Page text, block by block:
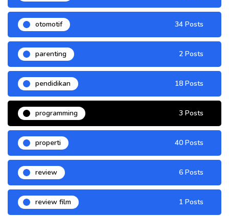
otomotif 34 Posts
parenting 2 Posts
pendidikan 18 Posts
programming 3 Posts
properti 40 Posts
review 6 Posts
review film 1 Posts